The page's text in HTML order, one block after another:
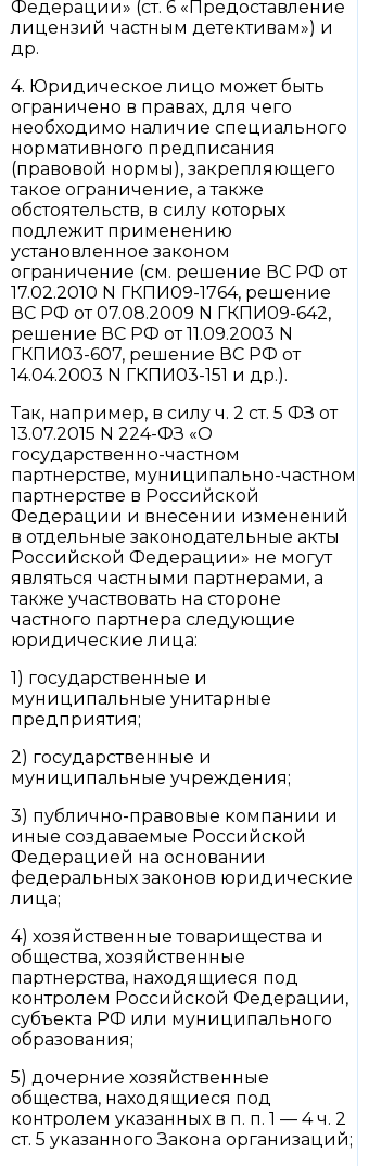
Федерации» (ст. 6 «Предоставление
лицензий частным детективам») и
др.
4. Юридическое лицо может быть
ограничено в правах, для чего
необходимо наличие специального
нормативного предписания
(правовой нормы), закрепляющего
такое ограничение, а также
обстоятельств, в силу которых
подлежит применению
установленное законом
ограничение (см. решение ВС РФ от
17.02.2010 N ГКПИ09-1764, решение
ВС РФ от 07.08.2009 N ГКПИ09-642,
решение ВС РФ от 11.09.2003 N
ГКПИ03-607, решение ВС РФ от
14.04.2003 N ГКПИ03-151 и др.).
Так, например, в силу ч. 2 ст. 5 ФЗ от
13.07.2015 N 224-ФЗ «О
государственно-частном
партнерстве, муниципально-частном
партнерстве в Российской
Федерации и внесении изменений
в отдельные законодательные акты
Российской Федерации» не могут
являться частными партнерами, а
также участвовать на стороне
частного партнера следующие
юридические лица:
1) государственные и
муниципальные унитарные
предприятия;
2) государственные и
муниципальные учреждения;
3) публично-правовые компании и
иные создаваемые Российской
Федерацией на основании
федеральных законов юридические
лица;
4) хозяйственные товарищества и
общества, хозяйственные
партнерства, находящиеся под
контролем Российской Федерации,
субъекта РФ или муниципального
образования;
5) дочерние хозяйственные
общества, находящиеся под
контролем указанных в п. п. 1 — 4 ч. 2
ст. 5 указанного Закона организаций;